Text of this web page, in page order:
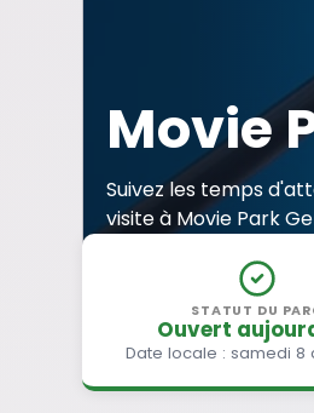
Movie
Suivez les temps
visite à Movie Park
STATUT DU
Ouvert
Date locale : samedi 8